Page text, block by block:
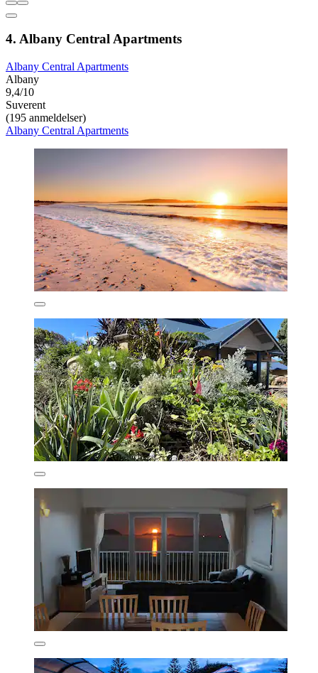
4. Albany Central Apartments
Albany Central Apartments
Albany
9,4/10
Suverent
(195 anmeldelser)
Albany Central Apartments